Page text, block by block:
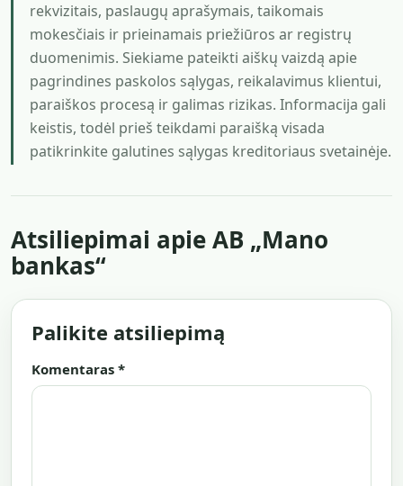
rekvizitais, paslaugų aprašymais, taikomais
mokesčiais ir prieinamais priežiūros ar registrų
duomenimis. Siekiame pateikti aiškų vaizdą apie
pagrindines paskolos sąlygas, reikalavimus klientui,
paraiškos procesą ir galimas rizikas. Informacija gali
keistis, todėl prieš teikdami paraišką visada
patikrinkite galutines sąlygas kreditoriaus svetainėje.
Atsiliepimai apie AB „Mano
bankas“
Palikite atsiliepimą
Komentaras *